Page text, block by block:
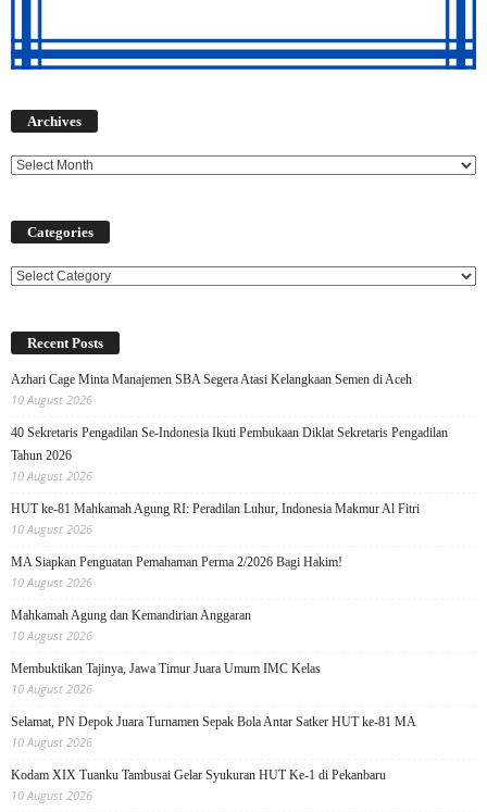
Archives
Categories
Categories
Recent Posts
Azhari Cage Minta Manajemen SBA Segera Atasi Kelangkaan Semen di Aceh
10 August 2026
40 Sekretaris Pengadilan Se-Indonesia Ikuti Pembukaan Diklat Sekretaris Pengadilan
Tahun 2026
10 August 2026
HUT ke-81 Mahkamah Agung RI: Peradilan Luhur, Indonesia Makmur Al Fitri
10 August 2026
MA Siapkan Penguatan Pemahaman Perma 2/2026 Bagi Hakim!
10 August 2026
Mahkamah Agung dan Kemandirian Anggaran
10 August 2026
Membuktikan Tajinya, Jawa Timur Juara Umum IMC Kelas
10 August 2026
Selamat, PN Depok Juara Turnamen Sepak Bola Antar Satker HUT ke-81 MA
10 August 2026
Kodam XIX Tuanku Tambusai Gelar Syukuran HUT Ke-1 di Pekanbaru
10 August 2026